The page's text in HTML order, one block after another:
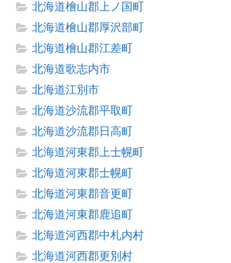
北海道檜山郡上ノ国町
北海道檜山郡厚沢部町
北海道檜山郡江差町
北海道歌志内市
北海道江別市
北海道沙流郡平取町
北海道沙流郡日高町
北海道河東郡上士幌町
北海道河東郡士幌町
北海道河東郡音更町
北海道河東郡鹿追町
北海道河西郡中札内村
北海道河西郡更別村